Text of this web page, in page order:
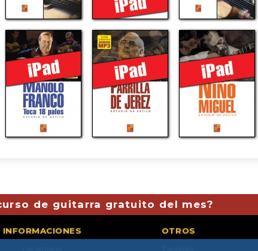
de guitarra gratuito del mes?
INFORMACIONES OTROS